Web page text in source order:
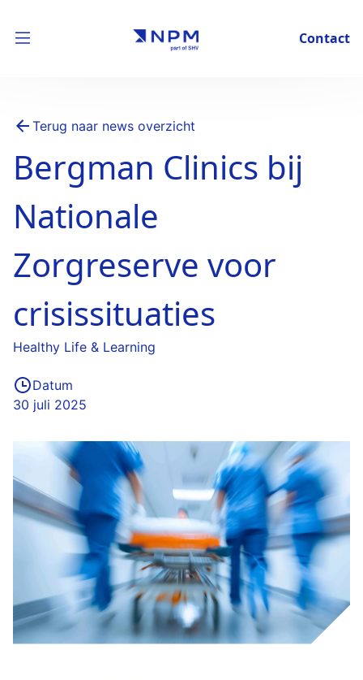
Contact
Terug naar news overzicht
Bergman Clinics bij
Nationale
Zorgreserve voor
crisissituaties
Healthy Life & Learning
Datum
30 juli 2025